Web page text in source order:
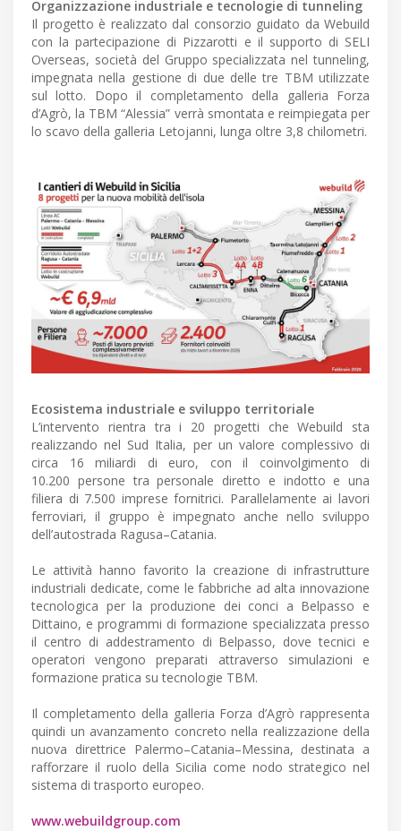
Organizzazione industriale e tecnologie di tunneling
Il progetto è realizzato dal consorzio guidato da Webuild
con la partecipazione di Pizzarotti e il supporto di SELI
Overseas, società del Gruppo specializzata nel tunneling,
impegnata nella gestione di due delle tre TBM utilizzate
sul lotto. Dopo il completamento della galleria Forza
d’Agrò, la TBM “Alessia” verrà smontata e reimpiegata per
lo scavo della galleria Letojanni, lunga oltre 3,8 chilometri.
Ecosistema industriale e sviluppo territoriale
L’intervento rientra tra i 20 progetti che Webuild sta
realizzando nel Sud Italia, per un valore complessivo di
circa 16 miliardi di euro, con il coinvolgimento di
10.200 persone tra personale diretto e indotto e una
filiera di 7.500 imprese fornitrici. Parallelamente ai lavori
ferroviari, il gruppo è impegnato anche nello sviluppo
dell’autostrada Ragusa–Catania.
Le attività hanno favorito la creazione di infrastrutture
industriali dedicate, come le fabbriche ad alta innovazione
tecnologica per la produzione dei conci a Belpasso e
Dittaino, e programmi di formazione specializzata presso
il centro di addestramento di Belpasso, dove tecnici e
operatori vengono preparati attraverso simulazioni e
formazione pratica su tecnologie TBM.
Il completamento della galleria Forza d’Agrò rappresenta
quindi un avanzamento concreto nella realizzazione della
nuova direttrice Palermo–Catania–Messina, destinata a
rafforzare il ruolo della Sicilia come nodo strategico nel
sistema di trasporto europeo.
www.webuildgroup.com